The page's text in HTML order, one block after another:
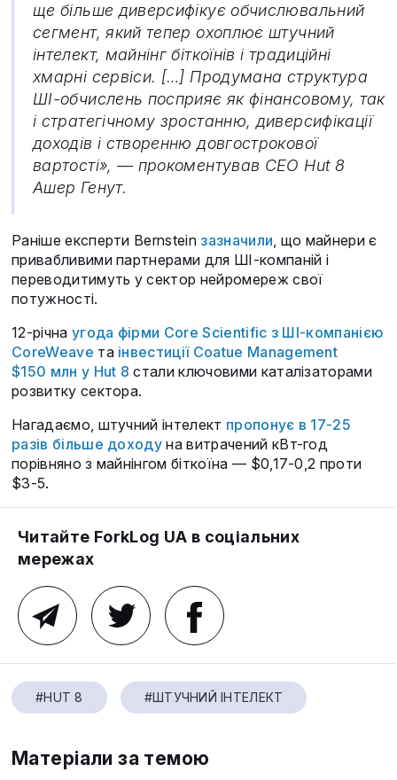
ще більше диверсифікує обчислювальний
сегмент, який тепер охоплює штучний
інтелект, майнінг біткоїнів і традиційні
хмарні сервіси. […] Продумана структура
ШІ-обчислень посприяє як фінансовому, так
і стратегічному зростанню, диверсифікації
доходів і створенню довгострокової
вартості», — прокоментував CEO Hut 8
Ашер Генут.
Раніше експерти Bernstein зазначили, що майнери є
привабливими партнерами для ШІ-компаній і
переводитимуть у сектор нейромереж свої
потужності.
12-річна угода фірми Core Scientific з ШІ-компанією
CoreWeave та інвестиції Coatue Management
$150 млн у Hut 8 стали ключовими каталізаторами
розвитку сектора.
Нагадаємо, штучний інтелект пропонує в 17-25
разів більше доходу на витрачений кВт-год
порівняно з майнінгом біткоїна — $0,17-0,2 проти
$3-5.
Читайте ForkLog UA в соціальних
мережах
#HUT 8 #ШТУЧНИЙ ІНТЕЛЕКТ
Матеріали за темою